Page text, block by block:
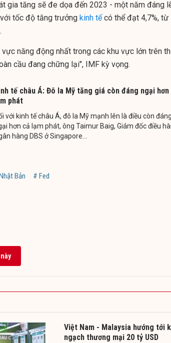
gia tăng sẽ đe dọa đến 2023 - một năm đáng
tốc độ tăng trưởng kinh tếcó thể đạt 4,7%, từ
năng động nhất trong các khu vực lớn trên
cầu đang chững lại", IMF kỳ vọng.
tế châu Á: Đô la Mỹ tăng giá còn đáng ngại hơn
phát
với kinh tế châu Á, đô la Mỹ mạnh lên là điều còn đáng
hơn cả lạm phát, ông Taimur Baig, Giám đốc điều
hàng DBS ở Singapore...
Bản # Fed
Việt Nam - Malaysia hướng tới
ngạch thương mại 20 tỷ USD